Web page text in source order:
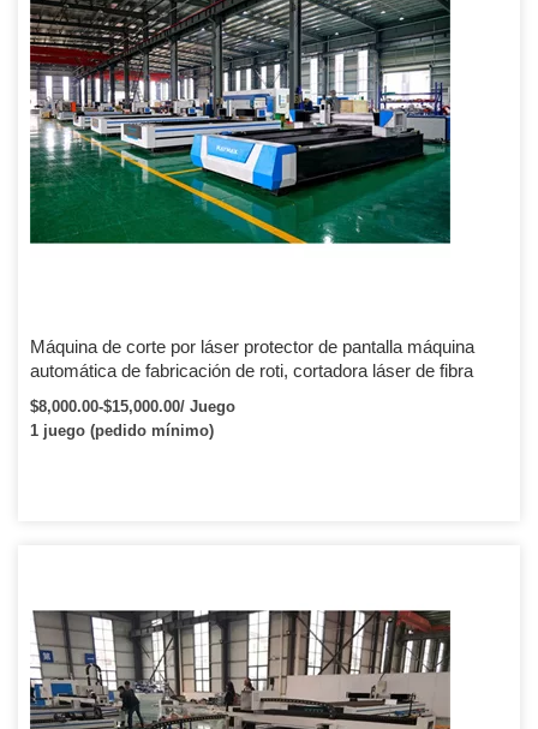
Máquina de corte por láser protector de pantalla máquina
automática de fabricación de roti, cortadora láser de fibra
$8,000.00-$15,000.00/ Juego
1 juego (pedido mínimo)